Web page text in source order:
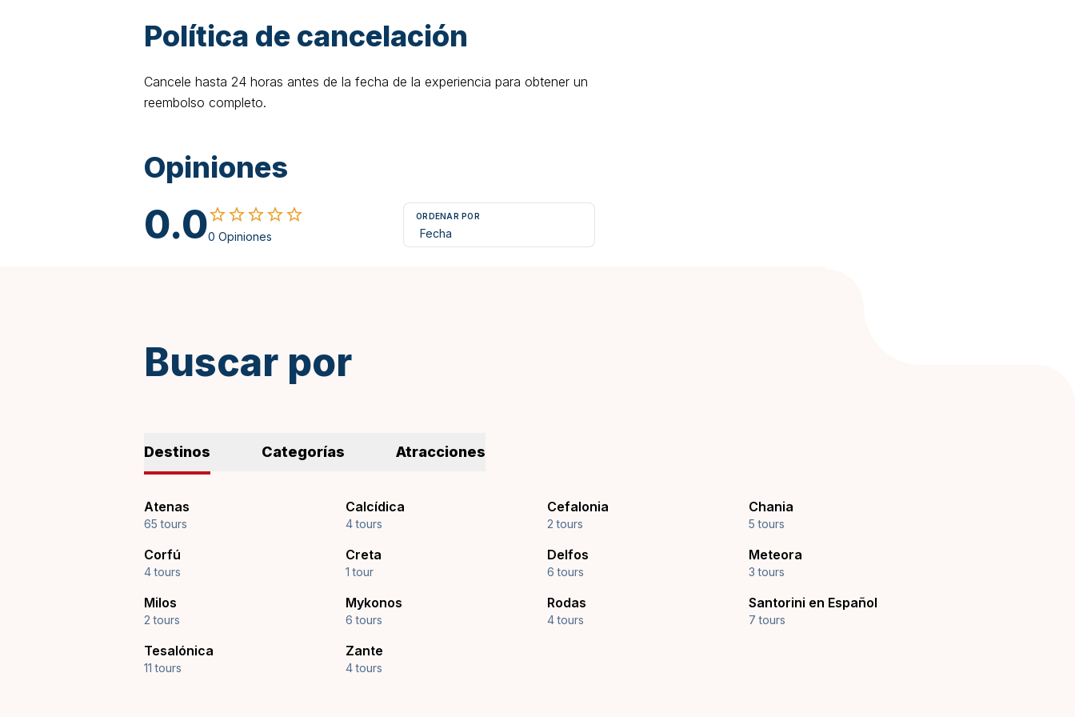
Política de cancelación
Cancele hasta 24 horas antes de la fecha de la experiencia para obtener un
reembolso completo.
Opiniones
0.00 Opiniones
ORDENAR POR
Buscar por
Destinos Categorías Atracciones
Atenas
65 tours
Calcídica
4 tours
Cefalonia
2 tours
Chania
5 tours
Corfú
4 tours
Creta
1 tour
Delfos
6 tours
Meteora
3 tours
Milos
2 tours
Mykonos
6 tours
Rodas
4 tours
Santorini en Español
7 tours
Tesalónica
11 tours
Zante
4 tours